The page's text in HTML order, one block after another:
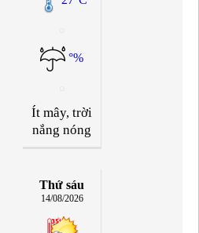
°%
Ít mây, trời
nắng nóng
Thứ sáu
14/08/2026